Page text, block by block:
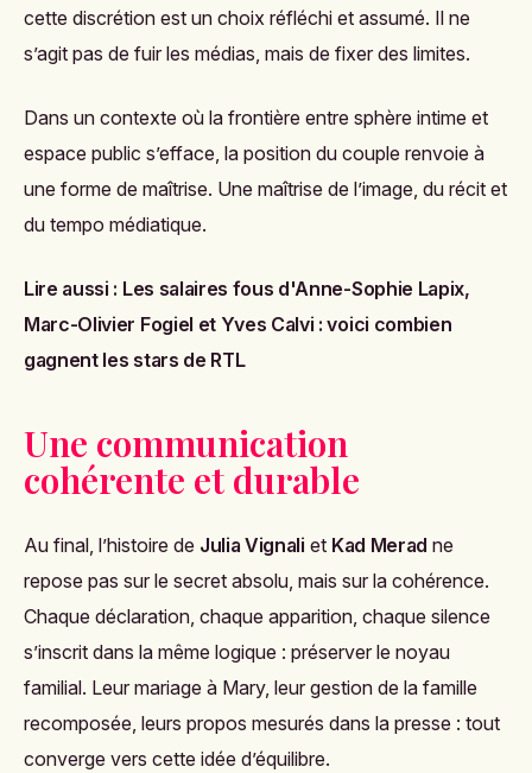
cette discrétion est un choix réfléchi et assumé. Il ne
s’agit pas de fuir les médias, mais de fixer des limites.
Dans un contexte où la frontière entre sphère intime et
espace public s’efface, la position du couple renvoie à
une forme de maîtrise. Une maîtrise de l’image, du récit et
du tempo médiatique.
Lire aussi : Les salaires fous d'Anne-Sophie Lapix,
Marc-Olivier Fogiel et Yves Calvi : voici combien
gagnent les stars de RTL
Une communication
cohérente et durable
Au final, l’histoire de Julia Vignali et Kad Merad ne
repose pas sur le secret absolu, mais sur la cohérence.
Chaque déclaration, chaque apparition, chaque silence
s’inscrit dans la même logique : préserver le noyau
familial. Leur mariage à Mary, leur gestion de la famille
recomposée, leurs propos mesurés dans la presse : tout
converge vers cette idée d’équilibre.